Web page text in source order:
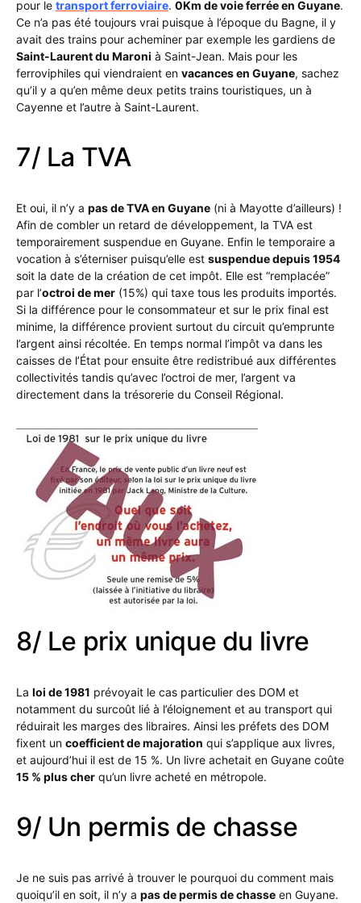
pour le transport ferroviaire. 0Km de voie ferrée en Guyane.
Ce n’a pas été toujours vrai puisque à l’époque du Bagne, il y
avait des trains pour acheminer par exemple les gardiens de
Saint-Laurent du Maroni à Saint-Jean. Mais pour les
ferroviphiles qui viendraient en vacances en Guyane, sachez
qu’il y a qu’en même deux petits trains touristiques, un à
Cayenne et l’autre à Saint-Laurent.
7/ La TVA
Et oui, il n’y a pas de TVA en Guyane (ni à Mayotte d’ailleurs) !
Afin de combler un retard de développement, la TVA est
temporairement suspendue en Guyane. Enfin le temporaire a
vocation à s’éterniser puisqu’elle est suspendue depuis 1954
soit la date de la création de cet impôt. Elle est “remplacée”
par l’octroi de mer (15%) qui taxe tous les produits importés.
Si la différence pour le consommateur et sur le prix final est
minime, la différence provient surtout du circuit qu’emprunte
l’argent ainsi récoltée. En temps normal l’impôt va dans les
caisses de l’État pour ensuite être redistribué aux différentes
collectivités tandis qu’avec l’octroi de mer, l’argent va
directement dans la trésorerie du Conseil Régional.
8/ Le prix unique du livre
La loi de 1981 prévoyait le cas particulier des DOM et
notamment du surcoût lié à l’éloignement et au transport qui
réduirait les marges des libraires. Ainsi les préfets des DOM
fixent un coefficient de majoration qui s’applique aux livres,
et aujourd’hui il est de 15 %. Un livre achetait en Guyane coûte
15 % plus cher qu’un livre acheté en métropole.
9/ Un permis de chasse
Je ne suis pas arrivé à trouver le pourquoi du comment mais
quoiqu’il en soit, il n’y a pas de permis de chasse en Guyane.